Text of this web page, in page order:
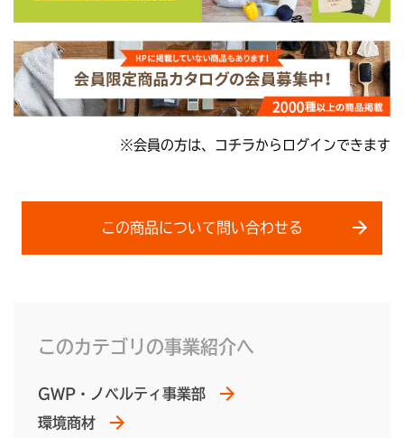
※会員の方は、 コチラからログインできます
この商品について問い合わせる
このカテゴリの事業紹介へ
GWP・ノベルティ事業部
環境商材